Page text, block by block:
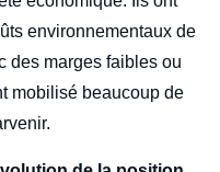
environnementaux de
des marges faibles ou
mobilisé beaucoup de